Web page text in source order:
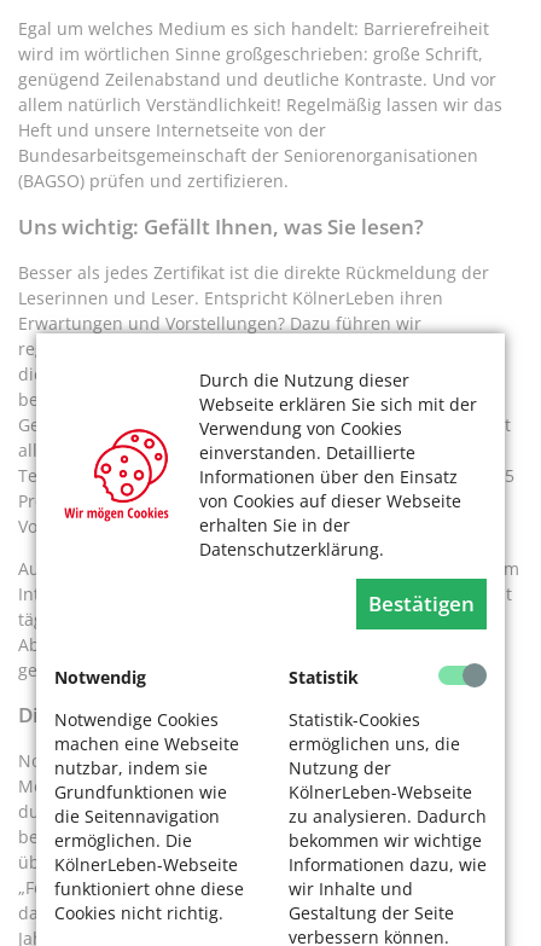
Durch die Nutzung dieser
Webseite erklären Sie sich mit der
Verwendung von Cookies
einverstanden. Detaillierte
Informationen über den Einsatz
von Cookies auf dieser Webseite
erhalten Sie in der
Datenschutzerklärung.
Bestätigen
Notwendig
Notwendige Cookies
machen eine Webseite
nutzbar, indem sie
Grundfunktionen wie
die Seitennavigation
ermöglichen. Die
KölnerLeben-Webseite
funktioniert ohne diese
Cookies nicht richtig.
Statistik
Statistik-Cookies
ermöglichen uns, die
Nutzung der
KölnerLeben-Webseite
zu analysieren. Dadurch
bekommen wir wichtige
Informationen dazu, wie
wir Inhalte und
Gestaltung der Seite
verbessern können.
Egal um welches Medium es sich handelt: Barrierefreiheit
wird im wörtlichen Sinne großgeschrieben: große Schrift,
genügend Zeilenabstand und deutliche Kontraste. Und vor
allem natürlich Verständlichkeit! Regelmäßig lassen wir das
Heft und unsere Internetseite von der
Bundesarbeitsgemeinschaft der Seniorenorganisationen
(BAGSO) prüfen und zertifizieren.
Uns wichtig: Gefällt Ihnen, was Sie lesen?
Besser als jedes Zertifikat ist die direkte Rückmeldung der
Leserinnen und Leser. Entspricht KölnerLeben ihren
Erwartungen und Vorstellungen? Dazu führen wir
regelmäßige Leserbefragungen durch, die jüngste im April
dieses Jahres. Von 436 teilnehmenden Personen
bescheinigten uns 98 Prozent einen guten bis sehr guten
Gesamteindruck sowie einen hohen Informationsgehalt. Fast
alle (99 Prozent) lobten besonders die Verständlichkeit der
Texte und Bilder. Beim Unterhaltungswert sahen immerhin 5
Prozentnoch Luft nach oben. Erfreulicherweise gingen viele
Vorschläge ein.
Auch lernten wir Sie, die Leserschaft, noch besser kennen: Im
Internet sind viele unserer Leser unterwegs: über 40 Prozent
täglich, fast ein Fünftel (19 Prozent) mehrmals wöchentlich.
Aber 40 Prozentselten oder nie. 43 Prozent sind
gesellschaftlich aktiv und üben ein Ehrenamt aus.
Die Herausforderung: neue Altersbilder
Noch niemals sind in der Menschheitsgeschichte so viele
Menschen so alt geworden. Noch 1959 lag die
durchschnittliche Lebenserwartungeiner Frau bei 72, heute
bei 83 Jahren. Wir werfen daher überholte Bilder vom Alter
über den Haufen, die Oma, für die mit der Rente
„Feierabend“ war, ist Geschichte. Für die meisten trifft zu,
dass sie mit Eintritt ins Seniorenalter noch viele gesunde
Jahrzehnte zu erwarten haben, die sie aktiv, vielseitig